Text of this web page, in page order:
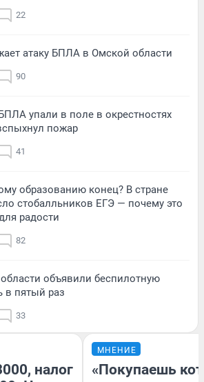
22
атаку БПЛА в Омской области
90
упали в поле в окрестностях
пожар
41
образованию конец? В стране
стобалльников ЕГЭ — почему это
радости
82
объявили беспилотную
в пятый раз
33
налог
МНЕНИЕ
«Покупаешь